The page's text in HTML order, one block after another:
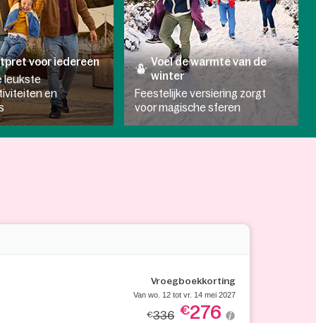
voor iedereen
leukste
en
Voel de warmte van de
winter
Feestelijke versiering zorgt
voor magische sferen
Vroegboekkorting
Van wo. 12 tot vr. 14 mei 2027
€336 €276